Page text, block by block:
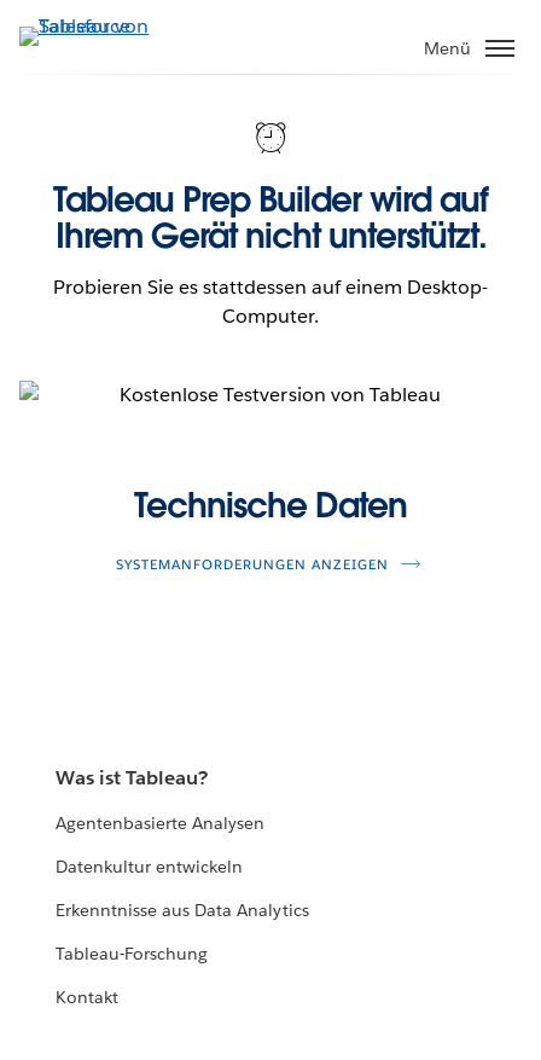
Direkt
zum
Menü
Tableau Prep Builder wird auf
Ihrem Gerät nicht unterstützt.
Probieren Sie es stattdessen auf einem Desktop-
Computer.
Technische Daten
SYSTEMANFORDERUNGEN ANZEIGEN
Was ist Tableau?
Agentenbasierte Analysen
Datenkultur entwickeln
Erkenntnisse aus Data Analytics
Tableau-Forschung
Kontakt